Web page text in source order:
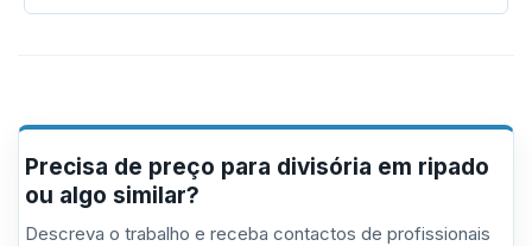
Precisa de preço para divisória em ripado
ou algo similar?
Descreva o trabalho e receba contactos de profissionais